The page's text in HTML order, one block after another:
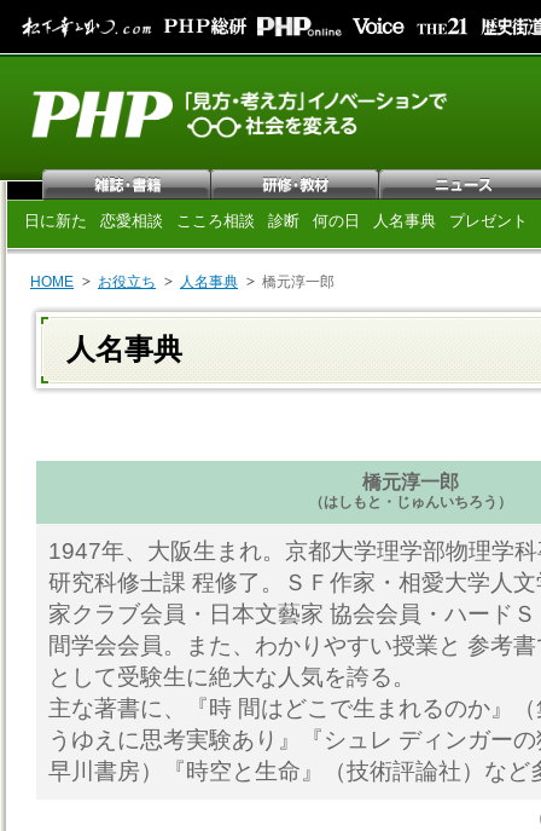
日に新た 恋愛相談 こころ相談 診断 何の日 人名事典 プレゼント
HOME お役立ち 人名事典 橋元淳一郎
人名事典
橋元淳一郎
（はしもと・じゅんいちろう）
1947年、大阪生まれ。京都大学理学部物理学
研究科修士課 程修了。ＳＦ作家・相愛大学人
家クラブ会員・日本文藝家 協会会員・ハード
間学会会員。また、わかりやすい授業と 参考
として受験生に絶大な人気を誇る。
主な著書に、『時 間はどこで生まれるのか』
うゆえに思考実験あり』『シュレ ディンガー
早川書房）『時空と生命』（技術評論社）など